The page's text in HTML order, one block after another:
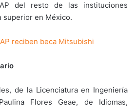
del resto de las instituciones
superior en México.
reciben beca Mitsubishi
de la Licenciatura en Ingeniería
Flores Geae, de Idiomas,